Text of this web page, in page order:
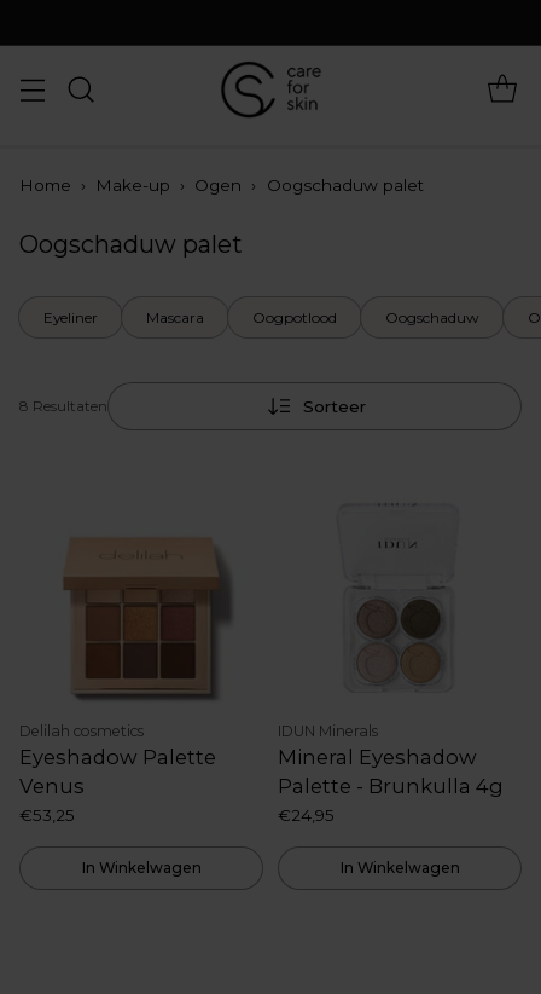
Home › Make-up › Ogen › Oogschaduw palet
Oogschaduw palet
Eyeliner Mascara Oogpotlood Oogschaduw
Sorteer
8 Resultaten
Delilah cosmetics
Eyeshadow Palette
Venus
€53,25
In Winkelwagen
IDUN Minerals
Mineral Eyeshadow
Palette - Brunkulla 4g
€24,95
In Winkelwagen